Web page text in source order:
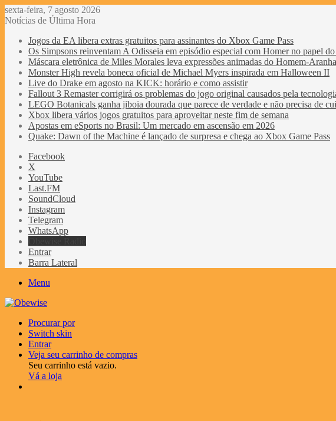
sexta-feira, 7 agosto 2026
Notícias de Última Hora
Jogos da EA libera extras gratuitos para assinantes do Xbox Game Pass
Os Simpsons reinventam A Odisseia em episódio especial com Homer no papel
Máscara eletrônica de Miles Morales leva expressões animadas do Homem-
Monster High revela boneca oficial de Michael Myers inspirada em Halloween II
Live do Drake em agosto na KICK: horário e como assistir
Fallout 3 Remaster corrigirá os problemas do jogo original causados ​​pela
LEGO Botanicals ganha jiboia dourada que parece de verdade e não precisa de
Xbox libera vários jogos gratuitos para aproveitar neste fim de semana
Apostas em eSports no Brasil: Um mercado em ascensão em 2026
Quake: Dawn of the Machine é lançado de surpresa e chega ao Xbox Game Pass
Facebook
X
YouTube
Last.FM
SoundCloud
Instagram
Telegram
WhatsApp
Entrar
Barra Lateral
Menu
Procurar por
Switch skin
Entrar
Veja seu carrinho de compras
Seu carrinho está vazio.
Vá a loja